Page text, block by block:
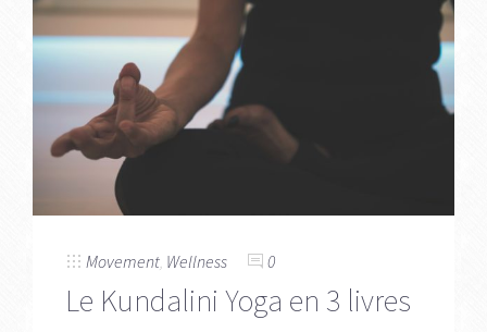
Movement Wellness 0
Le Kundalini Yoga en 3 livres